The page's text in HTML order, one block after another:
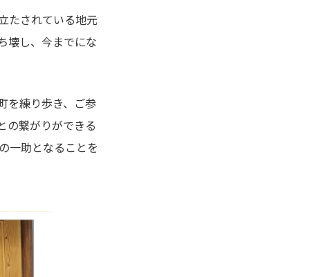
たされている地元
壊し、今までにな
を練り歩き、ご参
の繋がりができる
一助となることを